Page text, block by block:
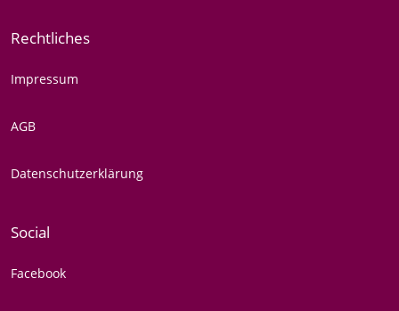
Rechtliches
Impressum
AGB
Datenschutzerklärung
Social
Facebook